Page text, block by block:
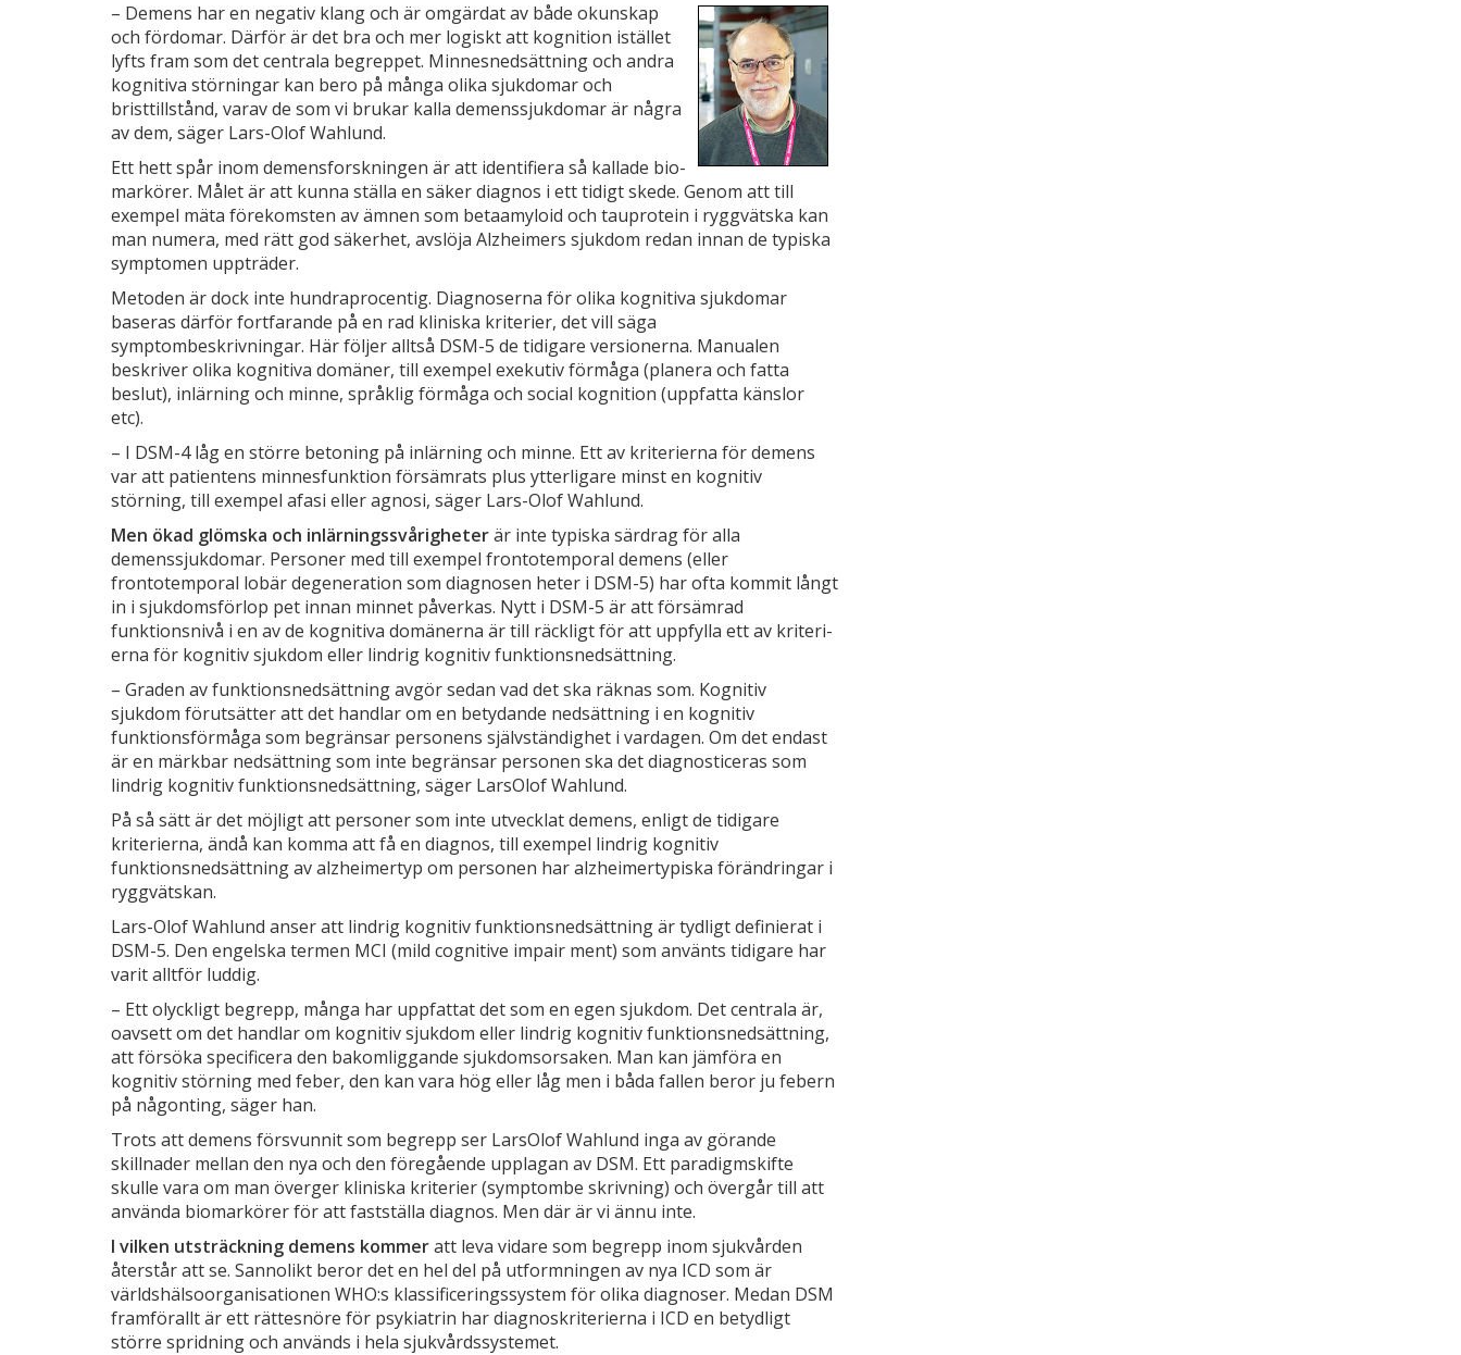
– Demens har en negativ klang och är omgärdat av både okunskap
och fördomar. Därför är det bra och mer logiskt att kognition istället
lyfts fram som det centrala begreppet. Minnes­nedsättning och andra
kognitiva stör­ningar kan bero på många olika sjuk­domar och
bristtillstånd, varav de som vi brukar kalla demenssjukdomar är några
av dem, säger Lars-­Olof Wahlund.
Ett hett spår inom demensforsk­ningen är att identifiera så kallade bio­
markörer. Målet är att kunna ställa en säker diagnos i ett tidigt skede. Genom att till
exempel mäta förekomsten av ämnen som betaamyloid och taupro­tein i ryggvätska kan
man numera, med rätt god säkerhet, avslöja Alzheimers sjukdom redan innan de typiska
symptomen uppträder.
Metoden är dock inte hundraprocentig. Diagnoserna för olika kognitiva sjuk­domar
baseras därför fortfarande på en rad kliniska kriterier, det vill säga
symptombeskrivningar. Här följer allt­så DSM-5 de tidigare versionerna. Manualen
beskriver olika kognitiva domäner, till exempel exekutiv förmå­ga (planera och fatta
beslut), inlärning och minne, språklig förmåga och so­cial kognition (uppfatta känslor
etc).
– I DSM-­4 låg en större betoning på inlärning och minne. Ett av kriterierna för demens
var att patientens minnes­funktion försämrats plus ytterligare minst en kognitiv
störning, till exem­pel afasi eller agnosi, säger Lars­-Olof Wahlund.
Men ökad glömska och inlärningssvårigheterär inte typiska särdrag för alla
demenssjukdomar. Personer med till exempel frontotemporal demens (eller
frontotemporal lobär degenera­tion som diagnosen heter i DSM-5) har ofta kommit långt
in i sjukdomsförlop­ pet innan minnet påverkas. Nytt i DSM-5 är att försämrad
funktionsnivå i en av de kognitiva domänerna är till­ räckligt för att uppfylla ett av kriteri­
erna för kognitiv sjukdom eller lindrig kognitiv funktionsnedsättning.
– Graden av funktionsnedsättning avgör sedan vad det ska räknas som. Kognitiv
sjukdom förutsätter att det handlar om en betydande nedsättning i en kognitiv
funktionsförmåga som begränsar personens självständighet i vardagen. Om det endast
är en märk­bar nedsättning som inte begränsar personen ska det diagnosticeras som
lindrig kognitiv funktionsnedsättning, säger Lars­Olof Wahlund.
På så sätt är det möjligt att personer som inte utvecklat demens, enligt de tidigare
kriterierna, ändå kan komma att få en diagnos, till exempel lindrig kognitiv
funktionsnedsättning av alzheimertyp om personen har alzhei­mertypiska förändringar i
ryggvät­skan.
Lars-­Olof Wahlund anser att lindrig kognitiv funktionsnedsättning är tyd­ligt definierat i
DSM-­5. Den engelska termen MCI (mild cognitive impair­ ment) som använts tidigare har
varit alltför luddig.
– Ett olyckligt begrepp, många har uppfattat det som en egen sjukdom. Det centrala är,
oavsett om det handlar om kognitiv sjukdom eller lindrig kog­nitiv funktionsnedsättning,
att försöka specificera den bakomliggande sjukdomsorsaken. Man kan jämföra en
kognitiv störning med feber, den kan vara hög eller låg men i båda fallen be­ror ju febern
på någonting, säger han.
Trots att demens försvunnit som be­grepp ser Lars­Olof Wahlund inga av­ görande
skillnader mellan den nya och den föregående upplagan av DSM. Ett paradigmskifte
skulle vara om man överger kliniska kriterier (symptombe­ skrivning) och övergår till att
använda biomarkörer för att fastställa diagnos. Men där är vi ännu inte.
I vilken utsträckning demens kommer­ att leva vidare som begrepp inom sjukvården
återstår att se. Sannolikt beror det en hel del på utformningen av nya ICD som är
världshälsoorgani­sationen WHO:s klassificeringssystem för olika diagnoser. Medan DSM
fram­förallt är ett rättesnöre för psykiatrin har diagnoskriterierna i ICD en betyd­ligt
större spridning och används i hela sjukvårdssystemet.